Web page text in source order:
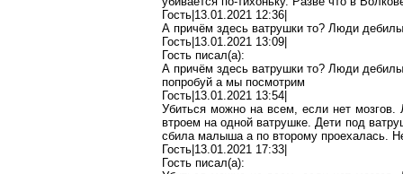
Гость|13.01.2021 12:36|
А причём здесь ватрушки то? Люди дебилы
Гость|13.01.2021 13:09|
Гость писал(a):
А причём здесь ватрушки то? Люди дебилы
попробуй а мы посмотрим
Гость|13.01.2021 13:54|
Убиться можно на всем, если нет мозгов.
втроем на одной ватрушке. Дети под
сбила малышаа по второму проехалась.
Гость|13.01.2021 17:33|
Гость писал(a):